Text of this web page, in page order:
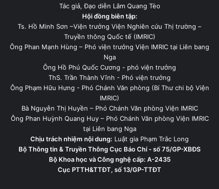
Tác giả, Đạo diễn Lâm Quang Tèo
Hội đồng biên tập:
Ts. Hồ Minh Sơn –Viện trưởng Viện Nghiên cứu Thị trường –
Truyền thông Quốc tế (IMRIC)
Ông Phan Mạnh Hùng – Phó viện trưởng Viện IMRIC tại Liên bang
Nga
Ông Hồ Phú Quốc Cương - phó viện trưởng
ThS. Trần Thành Vĩnh - Phó viện trưởng
Ông Phạm Hữu Hưng - Phó Chánh Văn phòng (Bí Thư chi bộ Viện
IMRIC)
Bà Nguyễn Thị Huyền – Phó Chánh Văn phòng Viện IMRIC
Ông Phan Huỳnh Quang Huy – Phó Chánh Văn phòng Viện IMRIC
tại Liên bang Nga
Chịu trách nhiệm nội dung: Luật gia Phạm Trắc Long
Bộ Thông tin & Truyền Thông Cục Báo Chí - số 75/GP-XBĐS
Bộ Khoa học và Công nghệ cấp: A-2435
Cục PTTH&TTĐT, số 13/GP-TTĐT